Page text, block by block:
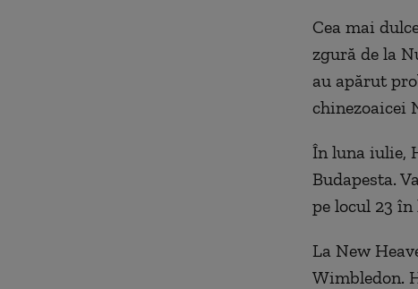
Cea mai
zgură de la
au apărut
chinezoaicei
În luna iulie,
Budapesta.
pe locul 23 în
La New
Wimbledon.